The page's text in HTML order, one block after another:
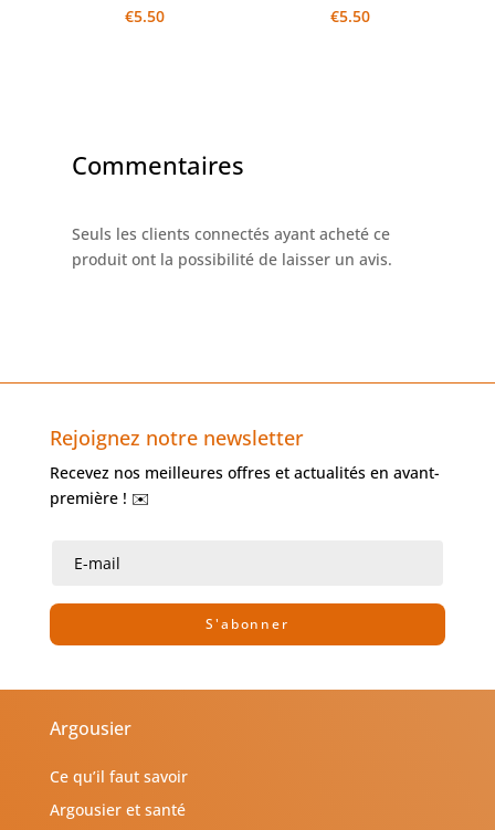
€5.50 €5.50
Commentaires
Seuls les clients connectés ayant acheté ce
produit ont la possibilité de laisser un avis.
Rejoignez notre newsletter
Recevez nos meilleures offres et actualités en avant-
première ! ✉️
S'abonner
Argousier
Ce qu’il faut savoir
Argousier et santé